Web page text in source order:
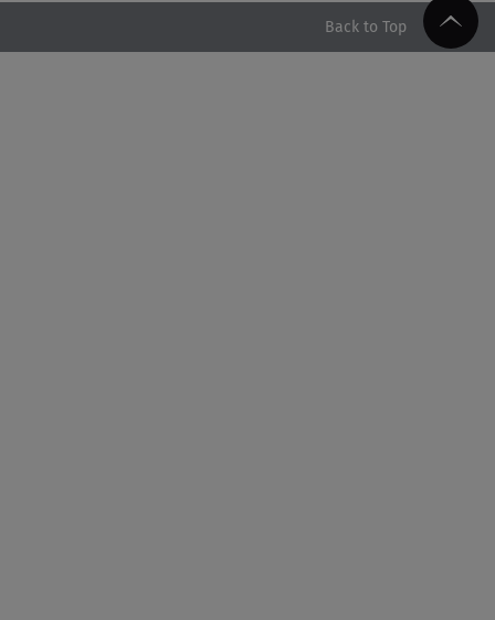
Back to Top